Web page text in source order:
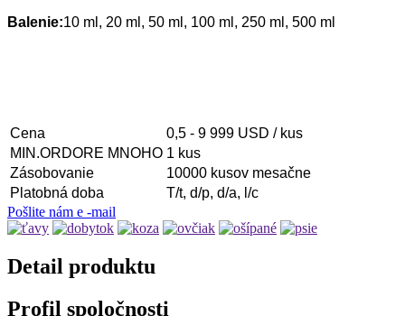
Balenie:10 ml, 20 ml, 50 ml, 100 ml, 250 ml, 500 ml
Cena
0,5 - 9 999 USD / kus
MIN.ORDORE MNOHO 1 kus
Zásobovanie
10000 kusov mesačne
Platobná doba
T/t, d/p, d/a, l/c
Pošlite nám e -mail
Detail produktu
Profil spoločnosti